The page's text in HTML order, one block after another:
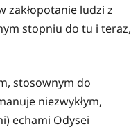
zakłopotanie ludzi z
stopniu do tu i teraz,
stosownym do
niezwykłym,
echami Odysei